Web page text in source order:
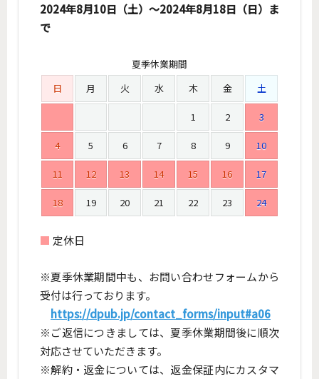
2024年8月10日（土）～2024年8月18日（日）ま
で
夏季休業期間
日
月 火 水 木 金 土
1 2 3
4 5 6 7 8 9 10
11 12 13 14 15 16 17
18 19 20 21 22 23 24
■ 定休日
※夏季休業期間中も、お問い合わせフォームから
受付は行っております。
https://dpub.jp/contact_forms/input#a06
※ご返信につきましては、夏季休業期間後に順次
対応させていただきます。
※解約・返金については、返金保証内にカスタマ